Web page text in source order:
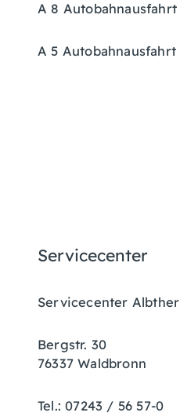
A 8
A 5 Autobahnausfahrt
Servicecenter
Servicecenter
Bergstr. 30
76337 Waldbronn
Tel.: 07243 / 56 57-0